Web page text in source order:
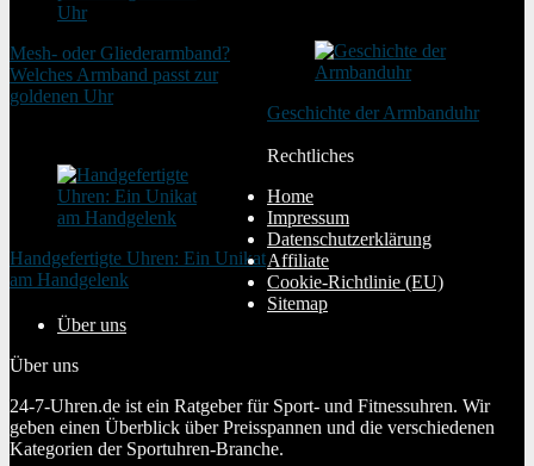
Mesh- oder Gliederarmband?
Welches Armband passt zur
goldenen Uhr
Geschichte der Armbanduhr
Handgefertigte Uhren: Ein Unikat
am Handgelenk
Rechtliches
Home
Impressum
Datenschutzerklärung
Affiliate
Cookie-Richtlinie (EU)
Sitemap
Über uns
Über uns
24-7-Uhren.de ist ein Ratgeber für Sport- und Fitnessuhren. Wir
geben einen Überblick über Preisspannen und die verschiedenen
Kategorien der Sportuhren-Branche.